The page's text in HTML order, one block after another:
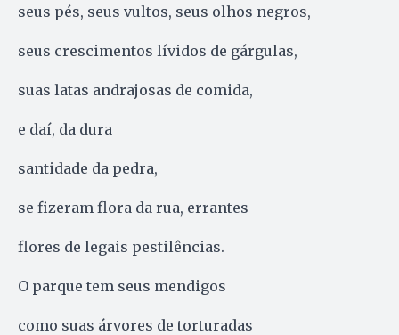
seus pés, seus vultos, seus olhos negros,
seus crescimentos lívidos de gárgulas,
suas latas andrajosas de comida,
e daí, da dura
santidade da pedra,
se fizeram flora da rua, errantes
flores de legais pestilências.
O parque tem seus mendigos
como suas árvores de torturadas